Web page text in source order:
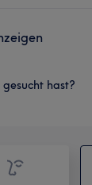
hast?